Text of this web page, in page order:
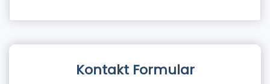
Kontakt Formular